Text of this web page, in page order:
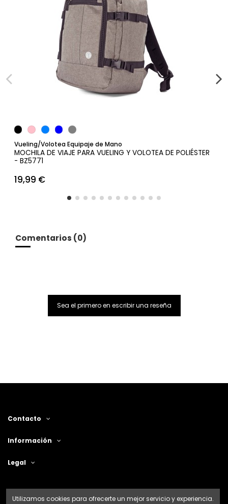
Vueling/Volotea Equipaje de Mano
MOCHILA DE VIAJE PARA VUELING Y VOLOTEA DE POLIÉSTER
- BZ5771
19,99 €
Añadir al carrito
Comentarios (0)
Sea el primero en escribir una reseña
Contacto
Información
Legal
Utilizamos cookies para ofrecerte un mejor servicio y experiencia.